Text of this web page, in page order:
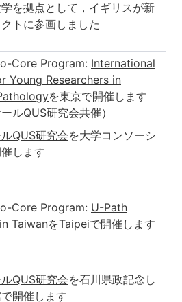
を拠点として，イギリスが新
トに参画しました
Core Program: International
Young Researchers in
を東京で開催します
ルQUS研究会共催）
QUS研究会を大学コンソーシ
します
Core Program: U-Path
TaiwanをTaipeiで開催します
QUS研究会を石川県政記念し
開催します